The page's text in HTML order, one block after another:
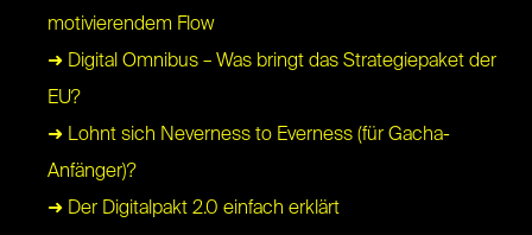
motivierendem Flow
➜ Digital Omnibus – Was bringt das Strategiepaket der
EU?
➜ Lohnt sich Neverness to Everness (für Gacha-
Anfänger)?
➜ Der Digitalpakt 2.0 einfach erklärt